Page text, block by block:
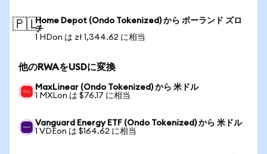
🇵🇱Home Depot (Ondo Tokenized) から ポーランド ズロ
チ
1 HDon は zł 1,344.62 に相当
他のRWAをUSDに変換
MaxLinear (Ondo Tokenized) から 米ドル
1 MXLon は $76.17 に相当
Vanguard Energy ETF (Ondo Tokenized) から 米ドル
1 VDEon は $164.62 に相当